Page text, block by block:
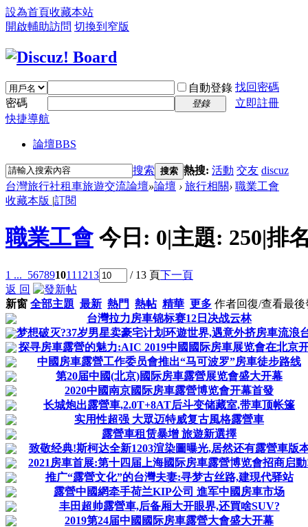
設為首頁收藏本站
開啟輔助訪問 切換到窄版
自動登錄 找回密碼
密碼
登錄
立即註冊
快捷導航
論壇BBS
搜索 搜索 熱搜: 活動 交友 discuz
台灣旅行社租車旅遊交流論壇»論壇 › 旅行相關› 職業工會
收藏本版 |訂閱
職業工會 今日: 0|主題: 250|排
1 ... 567891011 1213 / 13 頁下一頁
返 回
新窗 全部主題 最新 熱門 熱帖 精華 更多 作者回復/查看最後
台灣拉力房車锦标赛12日决战云林
梦想破灭?37岁男星卖豪宅计划环遊世界,遇意外挤房車流浪
探寻房車露營的魅力:AIC 2019中國國际房車展览會在北京
中國房車露營工作委员會推出“马可波罗”房車徒步路线
第20届中國(北京)國际房車露營展览會盛大开幕
2020中國南京國际房車露營博览會开幕首發
长城炮出露營車,2.0T+8AT后斗变储藏室,带車顶帐篷
实用性超强 大眾迈特威复古風格露營車
露營車租赁暴增 旅遊新選擇
致敬经典!斯柯达全新1203渲染圖曝光,居然还有露營車版
2021房車首展:第十四届上海國际房車露營博览會招商启
推广“露營文化”的台灣夫妻:寻梦古丝路,建現代驿站
露營中國網牵手荷兰KIP公司 進军中國房車市场
丰田超帅露營車,后备厢大开眼界,还買啥SUV?
2019第24届中國國际房車露營大會盛大开幕